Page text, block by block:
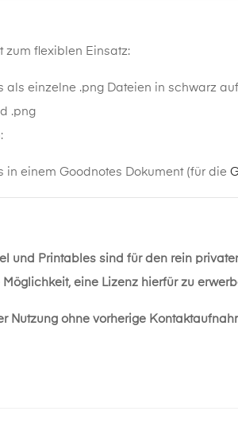
zum flexiblen Einsatz:
als einzelne .png Dateien in schwarz
.png
in einem Goodnotes Dokument (für die
und Printables sind für den rein
Möglichkeit, eine Lizenz hierfür zu
Nutzung ohne vorherige